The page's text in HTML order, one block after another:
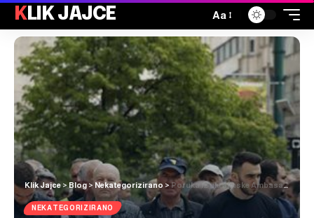
KLIK JAJCE Aa
Klik Jajce >Blog >Nekategorizirano >Poruka iz ukrajinske Ambasade: Skup podrške u Sarajevu važan signal za Ukrajinu, ali i za BiH
NEKATEGORIZIRANO